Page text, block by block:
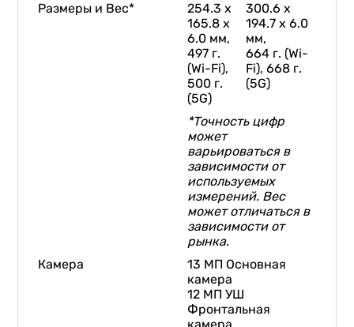
Размеры и Вес*
254.3 x
165.8 x
6.0 мм,
497 г.
(Wi-Fi),
500 г.
(5G)
​300.6 x
194.7 x 6.0
мм,
664 г. (Wi-
Fi), 668 г.
(5G)
*Точность цифр
может
варьироваться в
зависимости от
используемых
измерений. Вес
может отличаться в
зависимости от
рынка.
Камера
13 МП Основная
камера
12 МП УШ
Фронтальная